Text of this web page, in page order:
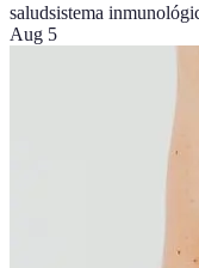
saludsistema
Aug 5